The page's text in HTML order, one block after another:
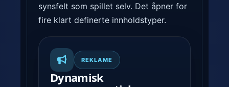
synsfelt som spillet selv. Det åpner for
fire klart definerte innholdstyper.
REKLAME
Dynamisk